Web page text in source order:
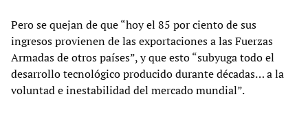
Pero se quejan de que “hoy el 85 por ciento de sus
ingresos provienen de las exportaciones a las Fuerzas
Armadas de otros países”, y que esto “subyuga todo el
desarrollo tecnológico producido durante décadas… a la
voluntad e inestabilidad del mercado mundial”.